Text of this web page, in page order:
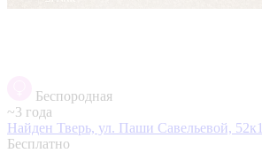
Беспородная
~3 года
Найден Тверь, ул. Паши Савельевой, 52к1
Бесплатно